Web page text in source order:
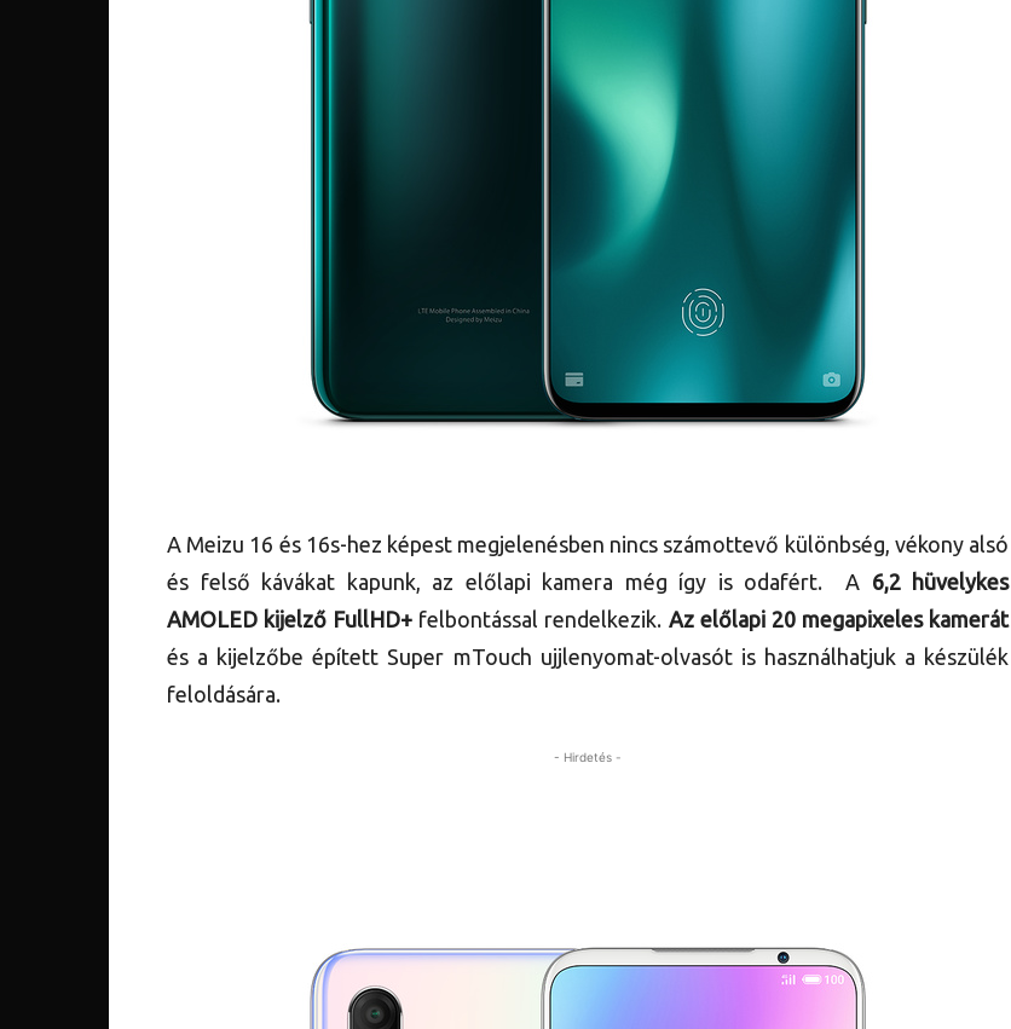
A Meizu 16 és 16s-hez képest megjelenésben nincs számottevő különbség, vékony alsó
és felső kávákat kapunk, az előlapi kamera még így is odafért. A 6,2 hüvelykes
AMOLED kijelző FullHD+ felbontással rendelkezik. Az előlapi 20 megapixeles kamerát
és a kijelzőbe épített Super mTouch ujjlenyomat-olvasót is használhatjuk a készülék
feloldására.
- Hirdetés -